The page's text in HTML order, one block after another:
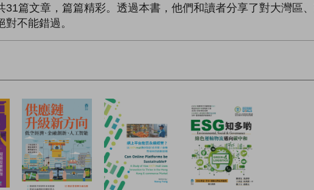
31篇文章，篇篇精彩。透過本書，他們和讀者分享了對大灣區
不能錯過。